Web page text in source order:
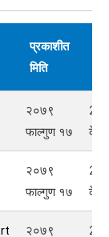
प्रकाशीत
मिति
२०७९
फाल्गुण १७
के बि
२०७९
फाल्गुण १७
के बि
२०७९